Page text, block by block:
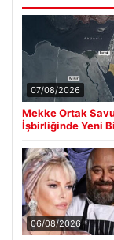
07/08/2026
Mekke Ortak
İşbirliğinde Yeni
06/08/2026